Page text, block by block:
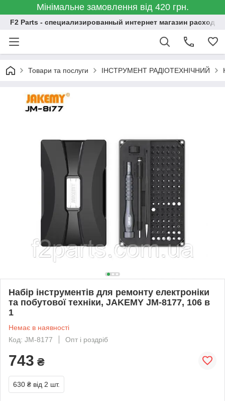
Мінімальне замовлення від 420 грн.
F2 Parts - специализированный интернет магазин
Товари та послуги ІНСТРУМЕНТ РАДІОТЕХНІЧНИЙ
Набір інструментів для ремонту електроніки
та побутової техніки, JAKEMY JM-8177, 106 в
1
Немає в наявності
Код: JM-8177
Опт і роздріб
743 ₴
630 ₴ від 2 шт.